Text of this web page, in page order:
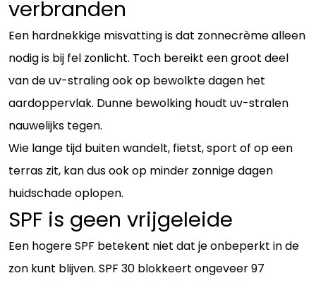
verbranden
Een hardnekkige misvatting is dat zonnecrème alleen
nodig is bij fel zonlicht. Toch bereikt een groot deel
van de uv-straling ook op bewolkte dagen het
aardoppervlak. Dunne bewolking houdt uv-stralen
nauwelijks tegen.
Wie lange tijd buiten wandelt, fietst, sport of op een
terras zit, kan dus ook op minder zonnige dagen
huidschade oplopen.
SPF is geen vrijgeleide
Een hogere SPF betekent niet dat je onbeperkt in de
zon kunt blijven. SPF 30 blokkeert ongeveer 97